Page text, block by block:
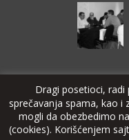
© Copyright 2024
stcable.tv
Dragi posetioci,
sprečavanja spama, kao i
mogli da obezbedimo
(cookies). Korišćenjem